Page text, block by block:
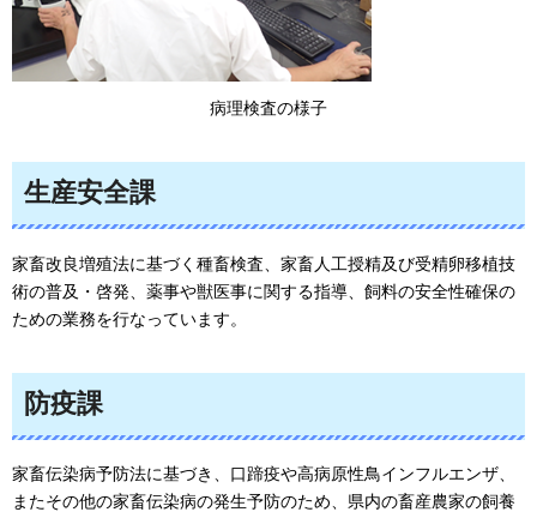
病理検査の様子
生産安全課
家畜改良増殖法に基づく種畜検査、家畜人工授精及び受精卵移植技
術の普及・啓発、薬事や獣医事に関する指導、飼料の安全性確保の
ための業務を行なっています。
防疫課
家畜伝染病予防法に基づき、口蹄疫や高病原性鳥インフルエンザ、
またその他の家畜伝染病の発生予防のため、県内の畜産農家の飼養